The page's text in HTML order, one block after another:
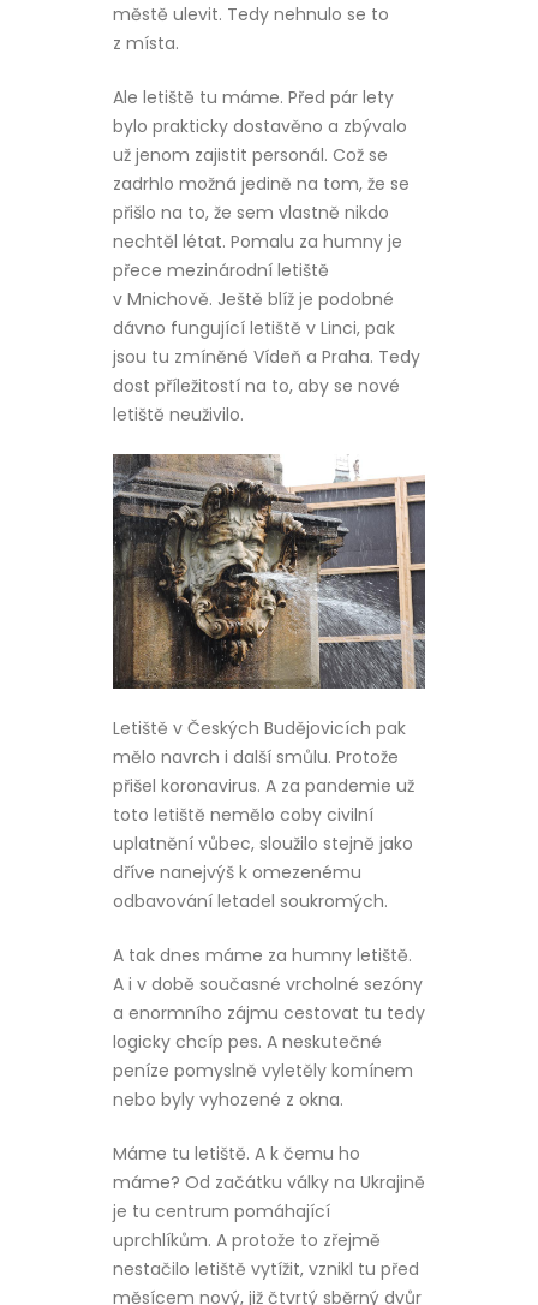
městě ulevit. Tedy nehnulo se to
z místa.
Ale letiště tu máme. Před pár lety
bylo prakticky dostavěno a zbývalo
už jenom zajistit personál. Což se
zadrhlo možná jedině na tom, že se
přišlo na to, že sem vlastně nikdo
nechtěl létat. Pomalu za humny je
přece mezinárodní letiště
v Mnichově. Ještě blíž je podobné
dávno fungující letiště v Linci, pak
jsou tu zmíněné Vídeň a Praha. Tedy
dost příležitostí na to, aby se nové
letiště neuživilo.
Letiště v Českých Budějovicích pak
mělo navrch i další smůlu. Protože
přišel koronavirus. A za pandemie už
toto letiště nemělo coby civilní
uplatnění vůbec, sloužilo stejně jako
dříve nanejvýš k omezenému
odbavování letadel soukromých.
A tak dnes máme za humny letiště.
A i v době současné vrcholné sezóny
a enormního zájmu cestovat tu tedy
logicky chcíp pes. A neskutečné
peníze pomyslně vyletěly komínem
nebo byly vyhozené z okna.
Máme tu letiště. A k čemu ho
máme? Od začátku války na Ukrajině
je tu centrum pomáhající
uprchlíkům. A protože to zřejmě
nestačilo letiště vytížit, vznikl tu před
měsícem nový, již čtvrtý sběrný dvůr